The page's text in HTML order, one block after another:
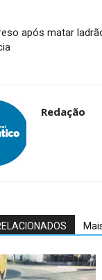
após matar
Redação